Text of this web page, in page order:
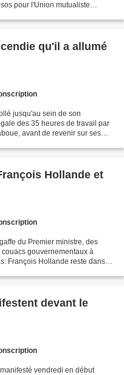
pour l'Union mutualiste
qu'il a allumé
jusqu'au sein de son
des 35 heures de travail par
avant de revenir sur ses
Hollande et
du Premier ministre, des
gouvernementaux à
François Hollande reste dans
devant le
vendredi en début